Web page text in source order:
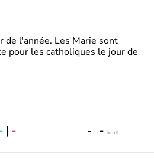
de l'année. Les Marie sont
pour les catholiques le jour de
| - - - km/h